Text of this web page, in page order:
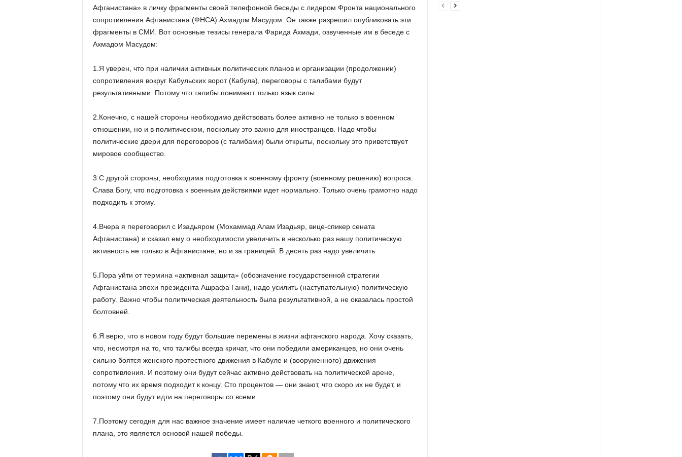
Афганистана» в личку фрагменты своей телефонной беседы с лидером Фронта национального
сопротивления Афганистана (ФНСА) Ахмадом Масудом. Он также разрешил опубликовать эти
фрагменты в СМИ. Вот основные тезисы генерала Фарида Ахмади, озвученные им в беседе с
Ахмадом Масудом:
1.Я уверен, что при наличии активных политических планов и организации (продолжении)
сопротивления вокруг Кабульских ворот (Кабула), переговоры с талибами будут
результативными. Потому что талибы понимают только язык силы.
2.Конечно, с нашей стороны необходимо действовать более активно не только в военном
отношении, но и в политическом, поскольку это важно для иностранцев. Надо чтобы
политические двери для переговоров (с талибами) были открыты, поскольку это приветствует
мировое сообщество.
3.С другой стороны, необходима подготовка к военному фронту (военному решению) вопроса.
Слава Богу, что подготовка к военным действиями идет нормально. Только очень грамотно надо
подходить к этому.
4.Вчера я переговорил с Изадьяром (Мохаммад Алам Изадьяр, вице-спикер сената
Афганистана) и сказал ему о необходимости увеличить в несколько раз нашу политическую
активность не только в Афганистане, но и за границей. В десять раз надо увеличить.
5.Пора уйти от термина «активная защита» (обозначение государственной стратегии
Афганистана эпохи президента Ашрафа Гани), надо усилить (наступательную) политическую
работу. Важно чтобы политическая деятельность была результативной, а не оказалась простой
болтовней.
6.Я верю, что в новом году будут большие перемены в жизни афганского народа. Хочу сказать,
что, несмотря на то, что талибы всегда кричат, что они победили американцев, но они очень
сильно боятся женского протестного движения в Кабуле и (вооруженного) движения
сопротивления. И поэтому они будут сейчас активно действовать на политической арене,
потому что их время подходит к концу. Сто процентов — они знают, что скоро их не будет, и
поэтому они будут идти на переговоры со всеми.
7.Поэтому сегодня для нас важное значение имеет наличие четкого военного и политического
плана, это является основой нашей победы.